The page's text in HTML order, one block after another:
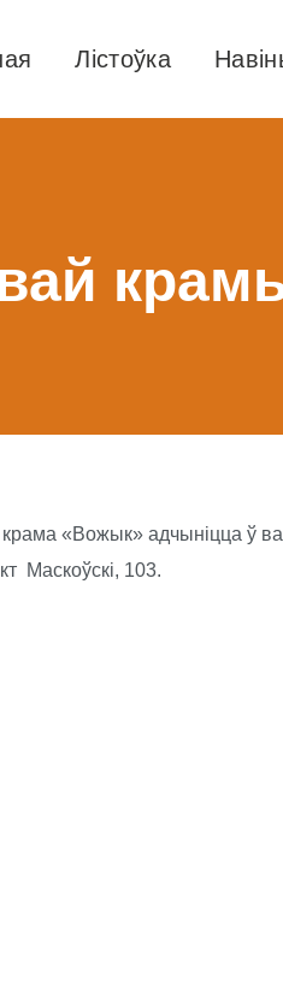
Лістоўка
«Вожык» адчынiцца ў
Маскоўскі, 103.